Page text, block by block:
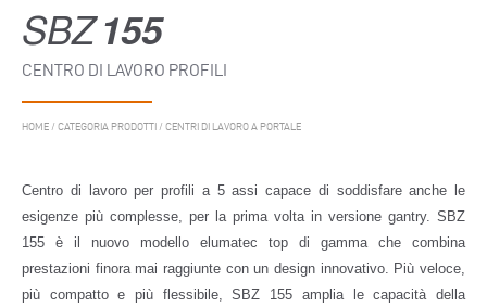
SBZ155
CENTRO DI LAVORO PROFILI
HOME/ CATEGORIA PRODOTTI / CENTRI DI LAVORO A PORTALE
Centro di lavoro per profili a 5 assi capace di soddisfare anche le
esigenze più complesse, per la prima volta in versione gantry. SBZ
155 è il nuovo modello elumatec top di gamma che combina
prestazioni finora mai raggiunte con un design innovativo. Più veloce,
più compatto e più flessibile, SBZ 155 amplia le capacità della